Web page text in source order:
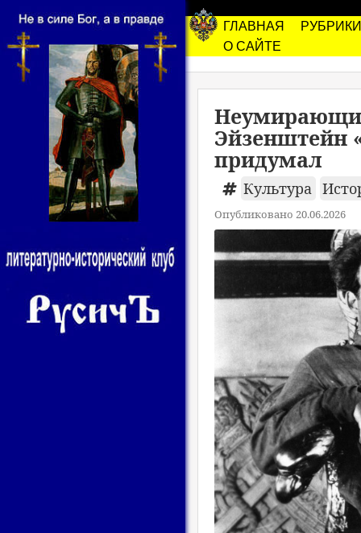
ГЛАВНАЯ
РУБРИКИ
О САЙТЕ
Эйзенштейн
придумал
Культура
Опубликовано 20.06.2026